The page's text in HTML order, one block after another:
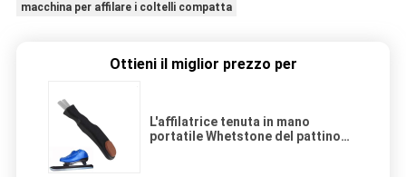
macchina per affilare i coltelli compatta
Ottieni il miglior prezzo per
L'affilatrice tenuta in mano
portatile Whetstone del pattino